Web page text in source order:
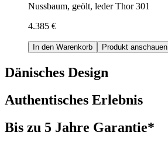
Nussbaum, geölt, leder Thor 301
4.385 €
In den Warenkorb Produkt anschauen
Dänisches Design
Authentisches Erlebnis
Bis zu 5 Jahre Garantie*